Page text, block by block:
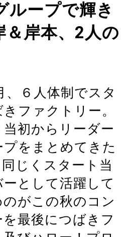
ループで輝き
＆岸本、2人の
６人体制でスタ
ファクトリー。
初からリーダー
をまとめてきた
じくスタート当
として活躍して
がこの秋のコン
最後につばきフ